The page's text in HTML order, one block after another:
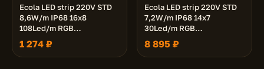
Ecola LED strip 220V STD
8,6W/m IP68 16x8
108Led/m RGB
разноцветная лента 10м.
1 274 ₽
Ecola LED strip 220V STD
7,2W/m IP68 14x7
30Led/m RGB
разноцветная лента 100м.
8 895 ₽